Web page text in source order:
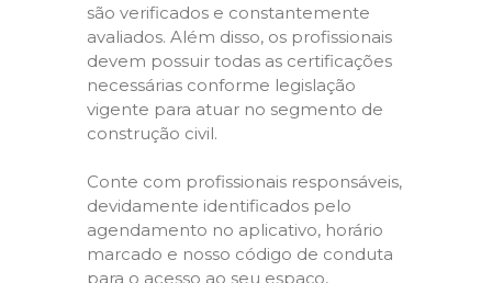
são verificados e constantemente
avaliados. Além disso, os profissionais
devem possuir todas as certificações
necessárias conforme legislação
vigente para atuar no segmento de
construção civil.
Conte com profissionais responsáveis,
devidamente identificados pelo
agendamento no aplicativo, horário
marcado e nosso código de conduta
para o acesso ao seu espaço,